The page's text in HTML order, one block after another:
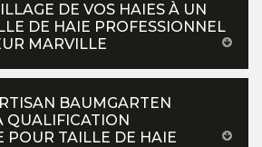
DE VOS HAIES À UN
DE HAIE PROFESSIONNEL
MARVILLE
BAUMGARTEN
QUALIFICATION
POUR TAILLE DE HAIE